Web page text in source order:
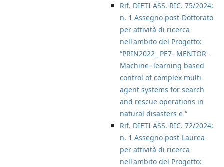
Rif. DIETI ASS. RIC. 75/2024:
n. 1 Assegno post-Dottorato
per attività di ricerca
nell'ambito del Progetto:
“PRIN2022_ PE7- MENTOR -
Machine- learning based
control of complex multi-
agent systems for search
and rescue operations in
natural disasters e “
Rif. DIETI ASS. RIC. 72/2024:
n. 1 Assegno post-Laurea
per attività di ricerca
nell'ambito del Progetto: